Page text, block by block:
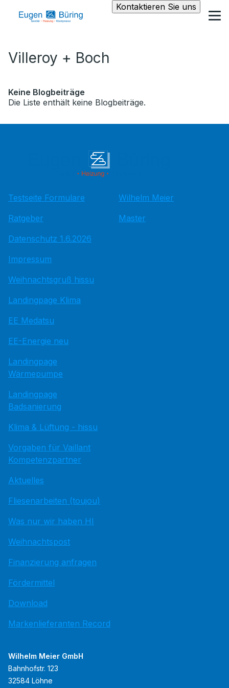
Kontaktieren Sie uns
Villeroy + Boch
Keine Blogbeiträge
Die Liste enthält keine Blogbeiträge.
Testseite Formulare
Ratgeber
Datenschutz 1.6.2026
Impressum
Weihnachtsgruß hissu
Landingpage Klima
EE Medatsu
EE-Energie neu
Landingpage
Wärmepumpe
Landingpage
Badsanierung
Klima & Lüftung - hissu
Vorgaben für Vaillant
Kompetenzpartner
Aktuelles
Fliesenarbeiten (toujou)
Was nur wir haben HI
Weihnachtspost
Finanzierung anfragen
Fördermittel
Download
Markenlieferanten Record
Wilhelm Meier
Master
Wilhelm Meier GmbH
Bahnhofstr. 123
32584 Löhne